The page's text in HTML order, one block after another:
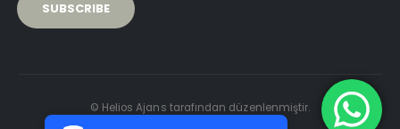
7/24 Canlı Destek
© Helios Ajans tarafından düzenlenmiştir.